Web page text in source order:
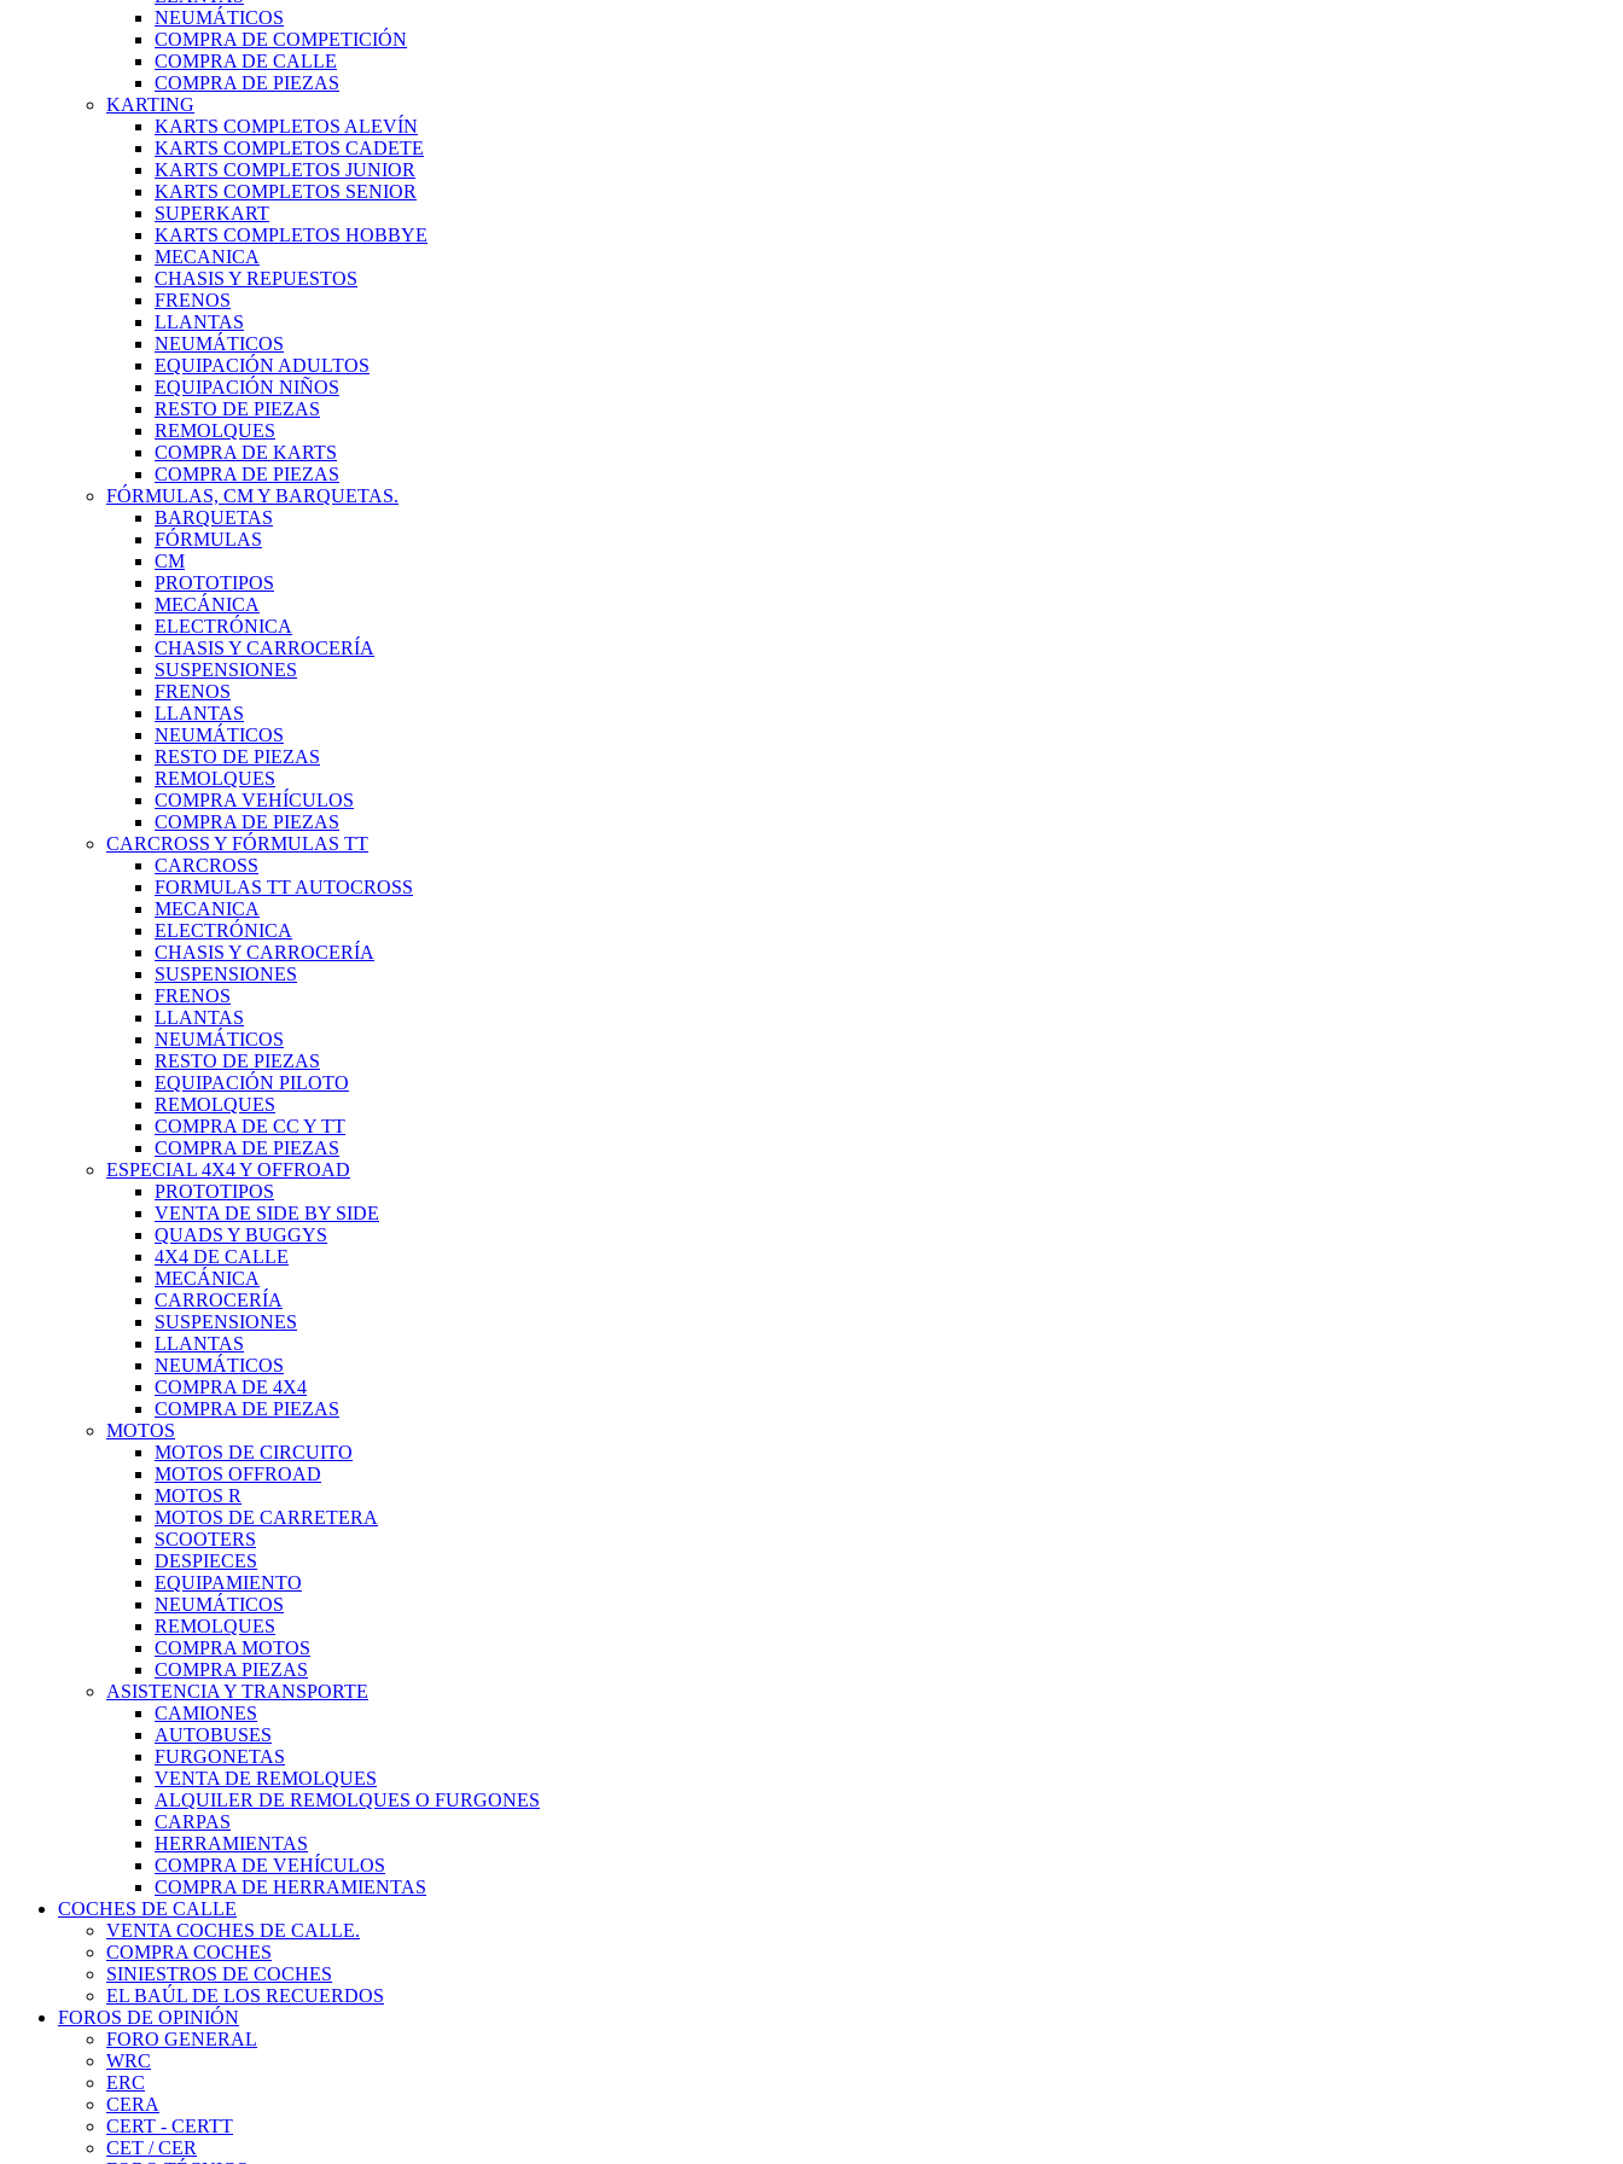
NEUMÁTICOS
COMPRA DE COMPETICIÓN
COMPRA DE CALLE
COMPRA DE PIEZAS
KARTING
KARTS COMPLETOS ALEVÍN
KARTS COMPLETOS CADETE
KARTS COMPLETOS JUNIOR
KARTS COMPLETOS SENIOR
SUPERKART
KARTS COMPLETOS HOBBYE
MECANICA
CHASIS Y REPUESTOS
FRENOS
LLANTAS
NEUMÁTICOS
EQUIPACIÓN ADULTOS
EQUIPACIÓN NIÑOS
RESTO DE PIEZAS
REMOLQUES
COMPRA DE KARTS
COMPRA DE PIEZAS
FÓRMULAS, CM Y BARQUETAS.
BARQUETAS
FÓRMULAS
CM
PROTOTIPOS
MECÁNICA
ELECTRÓNICA
CHASIS Y CARROCERÍA
SUSPENSIONES
FRENOS
LLANTAS
NEUMÁTICOS
RESTO DE PIEZAS
REMOLQUES
COMPRA VEHÍCULOS
COMPRA DE PIEZAS
CARCROSS Y FÓRMULAS TT
CARCROSS
FORMULAS TT AUTOCROSS
MECANICA
ELECTRÓNICA
CHASIS Y CARROCERÍA
SUSPENSIONES
FRENOS
LLANTAS
NEUMÁTICOS
RESTO DE PIEZAS
EQUIPACIÓN PILOTO
REMOLQUES
COMPRA DE CC Y TT
COMPRA DE PIEZAS
ESPECIAL 4X4 Y OFFROAD
PROTOTIPOS
VENTA DE SIDE BY SIDE
QUADS Y BUGGYS
4X4 DE CALLE
MECÁNICA
CARROCERÍA
SUSPENSIONES
LLANTAS
NEUMÁTICOS
COMPRA DE 4X4
COMPRA DE PIEZAS
MOTOS
MOTOS DE CIRCUITO
MOTOS OFFROAD
MOTOS R
MOTOS DE CARRETERA
SCOOTERS
DESPIECES
EQUIPAMIENTO
NEUMÁTICOS
REMOLQUES
COMPRA MOTOS
COMPRA PIEZAS
ASISTENCIA Y TRANSPORTE
CAMIONES
AUTOBUSES
FURGONETAS
VENTA DE REMOLQUES
ALQUILER DE REMOLQUES O FURGONES
CARPAS
HERRAMIENTAS
COMPRA DE VEHÍCULOS
COMPRA DE HERRAMIENTAS
COCHES DE CALLE
VENTA COCHES DE CALLE.
COMPRA COCHES
SINIESTROS DE COCHES
EL BAÚL DE LOS RECUERDOS
FOROS DE OPINIÓN
FORO GENERAL
WRC
ERC
CERA
CERT - CERTT
CET / CER